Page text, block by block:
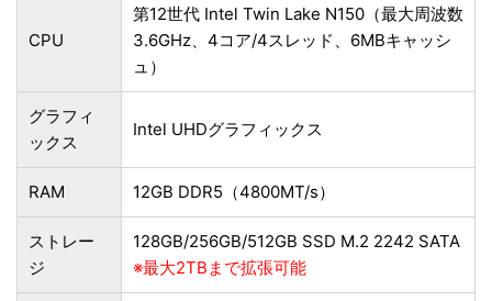
CPU
第12世代 Intel Twin Lake N150（最大周波数
3.6GHz、4コア/4スレッド、6MBキャッシ
ュ）
グラフィ
ックス
Intel UHDグラフィックス
RAM 12GB DDR5（4800MT/s）
ストレー
ジ
128GB/256GB/512GB SSD M.2 2242 SATA
※最大2TBまで拡張可能